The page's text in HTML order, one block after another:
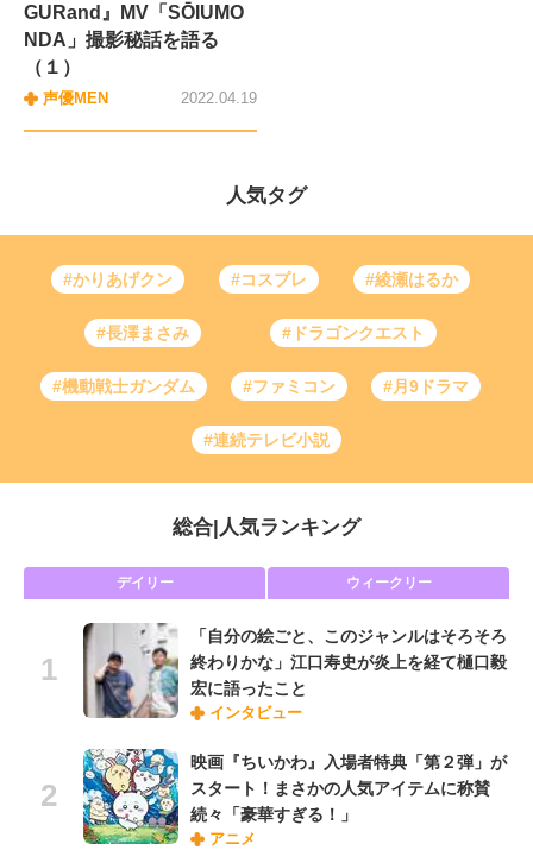
GURand』MV「SŌIUMO
NDA」撮影秘話を語る
（１）
声優MEN 2022.04.19
人気タグ
#かりあげクン #コスプレ #綾瀬はるか
#長澤まさみ #ドラゴンクエスト
#機動戦士ガンダム #ファミコン #月9ドラマ
#連続テレビ小説
総合 人気ランキング
デイリー ウィークリー
「自分の絵ごと、このジャンルはそろそろ
終わりかな」江口寿史が炎上を経て樋口毅
宏に語ったこと
インタビュー
映画『ちいかわ』入場者特典「第２弾」が
スタート！まさかの人気アイテムに称賛
続々「豪華すぎる！」
アニメ